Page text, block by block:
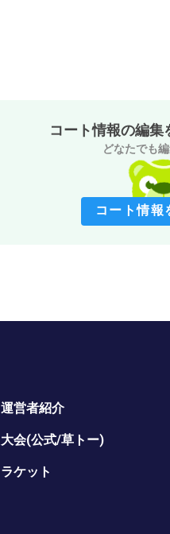
コート情報の編集
どなたでも
コート情報
運営者紹介
大会(公式/草トー)
ラケット